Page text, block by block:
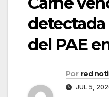
del PAE
Por red
JUL 5,